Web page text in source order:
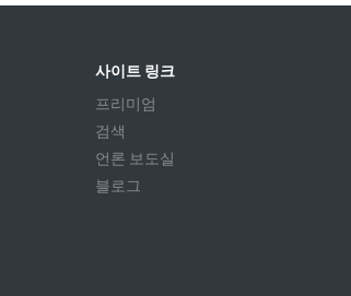
사이트 링크
프리미엄
검색
언론 보도실
블로그